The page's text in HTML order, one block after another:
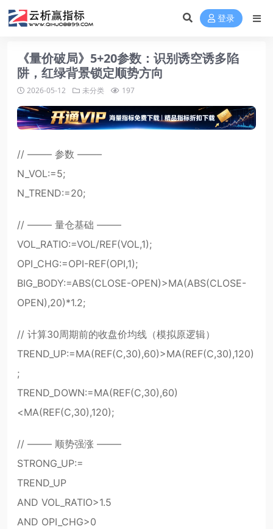
登录
《量价破局》5+20参数：识别诱空诱多陷
阱，红绿背景锁定顺势方向
2026-05-12 未分类 197
// ——– 参数 ——–
N_VOL:=5;
N_TREND:=20;
// ——– 量仓基础 ——–
VOL_RATIO:=VOL/REF(VOL,1);
OPI_CHG:=OPI-REF(OPI,1);
BIG_BODY:=ABS(CLOSE-OPEN)>MA(ABS(CLOSE-
OPEN),20)*1.2;
// 计算30周期前的收盘价均线（模拟原逻辑）
TREND_UP:=MA(REF(C,30),60)>MA(REF(C,30),120)
;
TREND_DOWN:=MA(REF(C,30),60)
<MA(REF(C,30),120);
// ——– 顺势强涨 ——–
STRONG_UP:=
TREND_UP
AND VOL_RATIO>1.5
AND OPI_CHG>0